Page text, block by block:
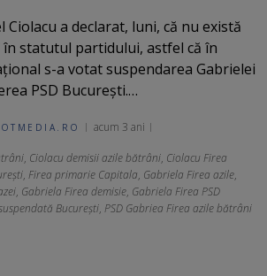
Ciolacu a declarat, luni, că nu există
în statutul partidului, astfel că în
s-a votat suspendarea Gabrielei
PSD Bucureşti.…
acum 3 ani
, Ciolacu demisii azile bătrâni, Ciolacu Firea
, Firea primarie Capitala, Gabriela Firea azile,
, Gabriela Firea demisie, Gabriela Firea PSD
București, PSD Gabriea Firea azile bătrâni